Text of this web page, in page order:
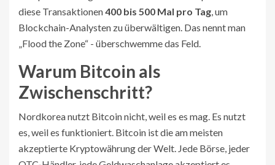
diese Transaktionen400 bis 500 Mal pro Tag, um
Blockchain-Analysten zu überwältigen. Das nennt man
„Flood the Zone“ - überschwemme das Feld.
Warum Bitcoin als
Zwischenschritt?
Nordkorea nutzt Bitcoin nicht, weil es es mag. Es nutzt
es, weil es funktioniert. Bitcoin ist die am meisten
akzeptierte Kryptowährung der Welt. Jede Börse, jeder